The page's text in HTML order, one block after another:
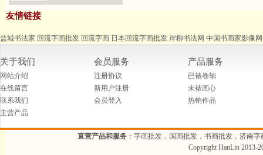
友情链接
盐城书法家 回流字画批发 回流字画 日本回流字画批发 岸柳书法网 中国书画家影像网
关于我们
网站介绍
在线留言
联系我们
主营产品
会员服务
注册协议
新用户注册
会员登入
产品服务
已裱卷轴
未裱画心
热销作品
直营产品和服务 ：字画批发，国画批发，书画批发，济南
Copyright HanLin 2013-